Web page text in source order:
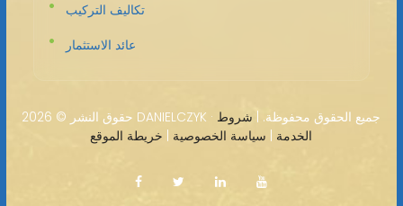
تكاليف التركيب
عائد الاستثمار
حقوق النشر © 2026 DANIELCZYK · جميع الحقوق محفوظة. | شروط
الخدمة
سياسة الخصوصية خريطة الموقع